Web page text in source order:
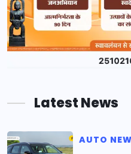
Latest News
AUTO